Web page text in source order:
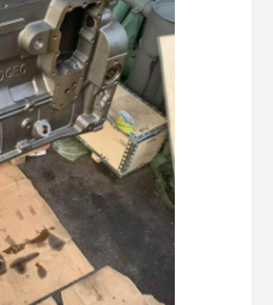
Buổi Trình
Diễn VR
Về Chúng
Tôi
Liên Hệ Với
Tin Tức